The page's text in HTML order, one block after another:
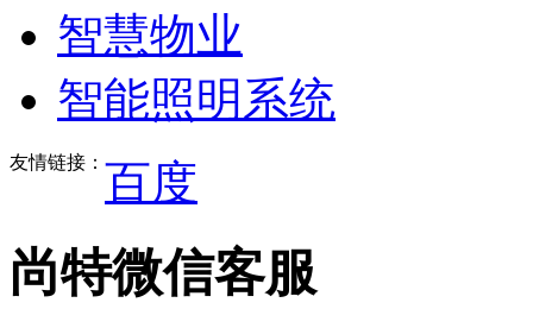
智慧物业
智能照明系统
友情链接： 百度
尚特微信客服